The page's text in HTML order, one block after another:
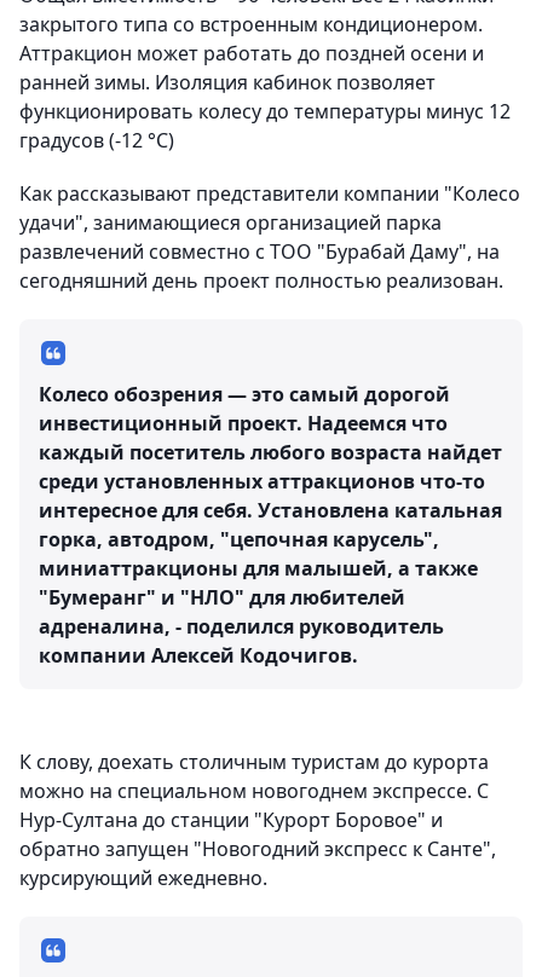
закрытого типа со встроенным кондиционером.
Аттракцион может работать до поздней осени и
ранней зимы. Изоляция кабинок позволяет
функционировать колесу до температуры минус 12
градусов (-12 °C)
Как рассказывают представители компании "Колесо
удачи", занимающиеся организацией парка
развлечений совместно с ТОО "Бурабай Даму", на
сегодняшний день проект полностью реализован.
Колесо обозрения — это самый дорогой
инвестиционный проект. Надеемся что
каждый посетитель любого возраста найдет
среди установленных аттракционов что-то
интересное для себя. Установлена катальная
горка, автодром, "цепочная карусель",
миниаттракционы для малышей, а также
"Бумеранг" и "НЛО" для любителей
адреналина, - поделился руководитель
компании Алексей Кодочигов.
К слову, доехать столичным туристам до курорта
можно на специальном новогоднем экспрессе. С
Нур-Султана до станции "Курорт Боровое" и
обратно запущен "Новогодний экспресс к Санте",
курсирующий ежедневно.